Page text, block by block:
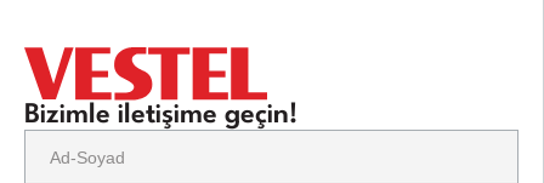
Bizimle iletişime geçin!